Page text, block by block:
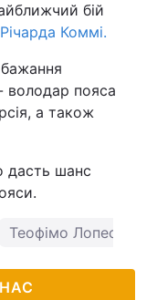
бій
Коммі.
володар пояса
а також
дасть шанс
Теофімо Лопес